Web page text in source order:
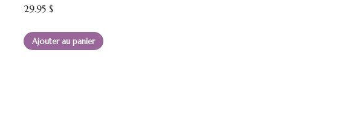
29.95 $
Ajouter au panier